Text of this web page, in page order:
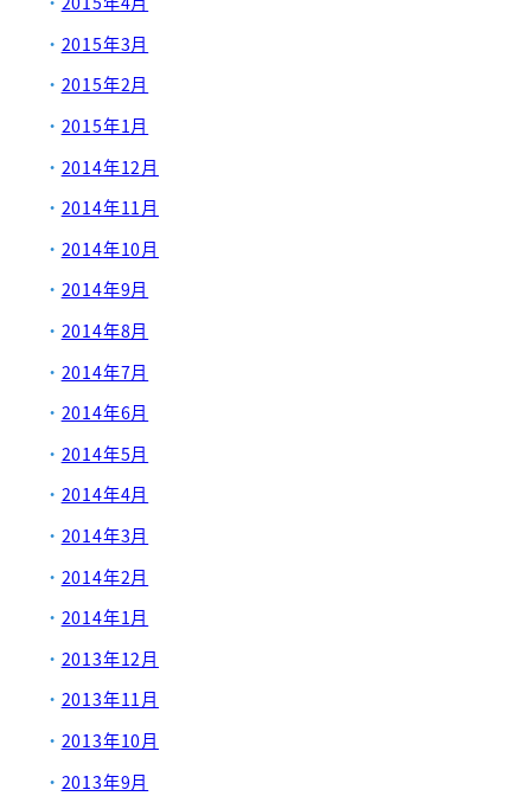
2015年3月
2015年2月
2015年1月
2014年12月
2014年11月
2014年10月
2014年9月
2014年8月
2014年7月
2014年6月
2014年5月
2014年4月
2014年3月
2014年2月
2014年1月
2013年12月
2013年11月
2013年10月
2013年9月